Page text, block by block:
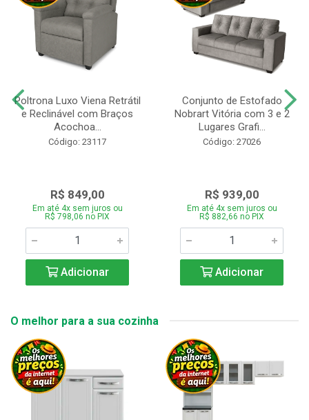
Poltrona Luxo Viena Retrátil
e Reclinável com Braços
Acochoa...
Código: 23117
R$ 849,00
Em até 4x sem juros ou
R$ 798,06 no PIX
Adicionar
Conjunto de Estofado
Nobrart Vitória com 3 e 2
Lugares Grafi...
Código: 27026
R$ 939,00
Em até 4x sem juros ou
R$ 882,66 no PIX
Adicionar
O melhor para a sua cozinha